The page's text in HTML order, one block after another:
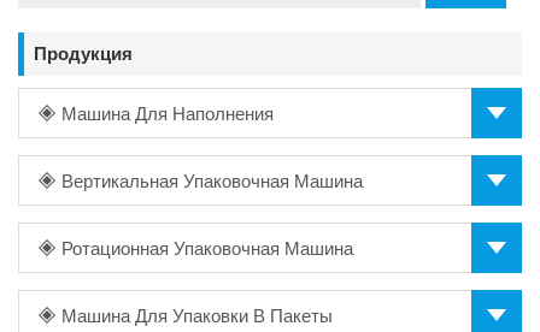
Продукция
Машина Для Наполнения
Вертикальная Упаковочная Машина
Ротационная Упаковочная Машина
Машина Для Упаковки В Пакеты